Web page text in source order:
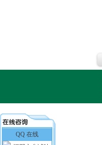
QQ 在线